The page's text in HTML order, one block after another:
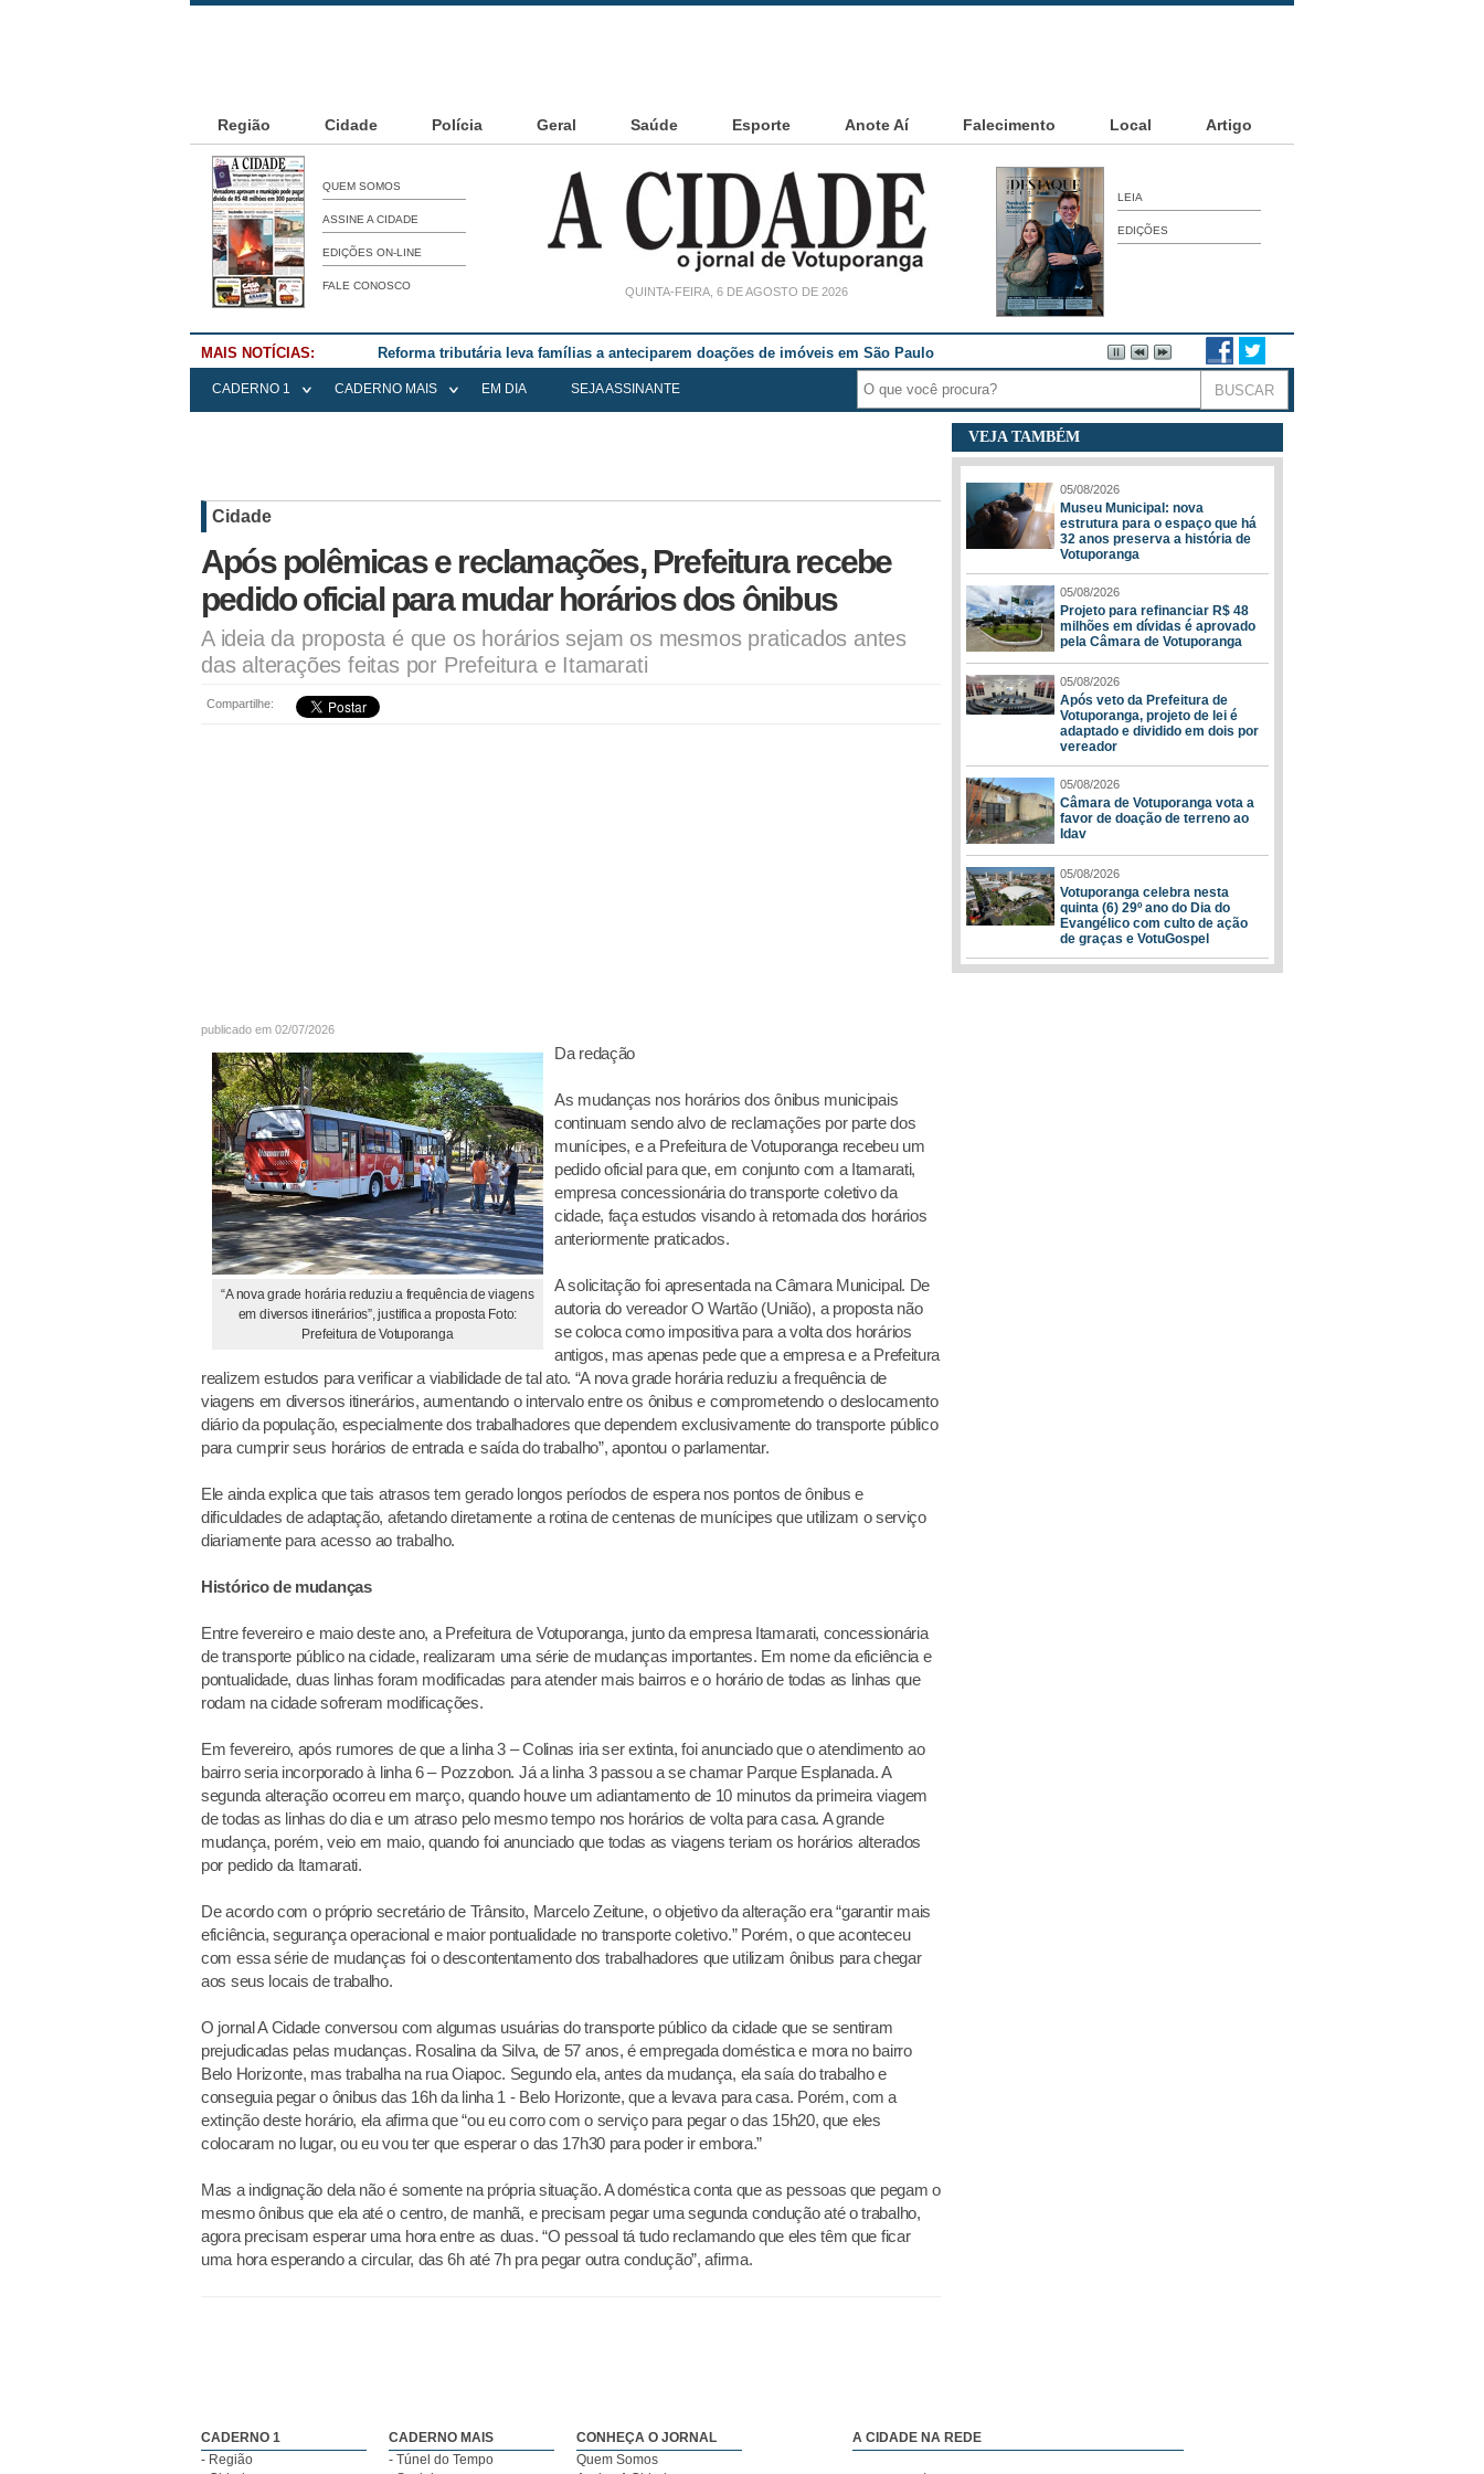
Região Cidade Polícia Geral Saúde Esporte Anote Aí Falecimento Local Artigo
QUEM SOMOS
ASSINE A CIDADE
EDIÇÕES ON-LINE
FALE CONOSCO QUINTA-FEIRA, 6 DE AGOSTO DE 2026
LEIA
EDIÇÕES
MAIS NOTÍCIAS: Falece Elena Menoia Cesarin
CADERNO 1 CADERNO MAIS EM DIA SEJA ASSINANTE
Cidade
Após polêmicas e reclamações, Prefeitura recebe
pedido oficial para mudar horários dos ônibus
A ideia da proposta é que os horários sejam os mesmos praticados antes
das alterações feitas por Prefeitura e Itamarati
Compartilhe:
publicado em 02/07/2026
“A nova grade horária reduziu a frequência de viagens
em diversos itinerários”, justifica a proposta Foto:
Prefeitura de Votuporanga
Da redação
As mudanças nos horários dos ônibus municipais
continuam sendo alvo de reclamações por parte dos
munícipes, e a Prefeitura de Votuporanga recebeu um
pedido oficial para que, em conjunto com a Itamarati,
empresa concessionária do transporte coletivo da
cidade, faça estudos visando à retomada dos horários
anteriormente praticados.
A solicitação foi apresentada na Câmara Municipal. De
autoria do vereador O Wartão (União), a proposta não
se coloca como impositiva para a volta dos horários
antigos, mas apenas pede que a empresa e a Prefeitura
realizem estudos para verificar a viabilidade de tal ato. “A nova grade horária reduziu a frequência de
viagens em diversos itinerários, aumentando o intervalo entre os ônibus e comprometendo o deslocamento
diário da população, especialmente dos trabalhadores que dependem exclusivamente do transporte público
para cumprir seus horários de entrada e saída do trabalho”, apontou o parlamentar.
Ele ainda explica que tais atrasos tem gerado longos períodos de espera nos pontos de ônibus e
dificuldades de adaptação, afetando diretamente a rotina de centenas de munícipes que utilizam o serviço
diariamente para acesso ao trabalho.
Histórico de mudanças
Entre fevereiro e maio deste ano, a Prefeitura de Votuporanga, junto da empresa Itamarati, concessionária
de transporte público na cidade, realizaram uma série de mudanças importantes. Em nome da eficiência e
pontualidade, duas linhas foram modificadas para atender mais bairros e o horário de todas as linhas que
rodam na cidade sofreram modificações.
Em fevereiro, após rumores de que a linha 3 – Colinas iria ser extinta, foi anunciado que o atendimento ao
bairro seria incorporado à linha 6 – Pozzobon. Já a linha 3 passou a se chamar Parque Esplanada. A
segunda alteração ocorreu em março, quando houve um adiantamento de 10 minutos da primeira viagem
de todas as linhas do dia e um atraso pelo mesmo tempo nos horários de volta para casa. A grande
mudança, porém, veio em maio, quando foi anunciado que todas as viagens teriam os horários alterados
por pedido da Itamarati.
De acordo com o próprio secretário de Trânsito, Marcelo Zeitune, o objetivo da alteração era “garantir mais
eficiência, segurança operacional e maior pontualidade no transporte coletivo.” Porém, o que aconteceu
com essa série de mudanças foi o descontentamento dos trabalhadores que utilizam ônibus para chegar
aos seus locais de trabalho.
O jornal A Cidade conversou com algumas usuárias do transporte público da cidade que se sentiram
prejudicadas pelas mudanças. Rosalina da Silva, de 57 anos, é empregada doméstica e mora no bairro
Belo Horizonte, mas trabalha na rua Oiapoc. Segundo ela, antes da mudança, ela saía do trabalho e
conseguia pegar o ônibus das 16h da linha 1 - Belo Horizonte, que a levava para casa. Porém, com a
extinção deste horário, ela afirma que “ou eu corro com o serviço para pegar o das 15h20, que eles
colocaram no lugar, ou eu vou ter que esperar o das 17h30 para poder ir embora.”
Mas a indignação dela não é somente na própria situação. A doméstica conta que as pessoas que pegam o
mesmo ônibus que ela até o centro, de manhã, e precisam pegar uma segunda condução até o trabalho,
agora precisam esperar uma hora entre as duas. “O pessoal tá tudo reclamando que eles têm que ficar
uma hora esperando a circular, das 6h até 7h pra pegar outra condução”, afirma.
VEJA TAMBÉM
05/08/2026
Museu Municipal: nova
estrutura para o espaço que há
32 anos preserva a história de
Votuporanga
05/08/2026
Projeto para refinanciar R$ 48
milhões em dívidas é aprovado
pela Câmara de Votuporanga
05/08/2026
Após veto da Prefeitura de
Votuporanga, projeto de lei é
adaptado e dividido em dois por
vereador
05/08/2026
Câmara de Votuporanga vota a
favor de doação de terreno ao
Idav
05/08/2026
Votuporanga celebra nesta
quinta (6) 29º ano do Dia do
Evangélico com culto de ação
de graças e VotuGospel
CADERNO 1
- Região
CADERNO MAIS
- Túnel do Tempo
CONHEÇA O JORNAL
Quem Somos
A CIDADE NA REDE